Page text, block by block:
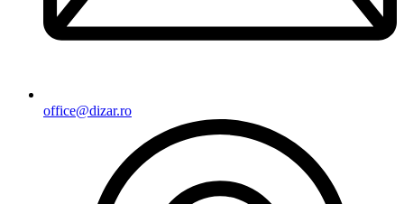
office@dizar.ro